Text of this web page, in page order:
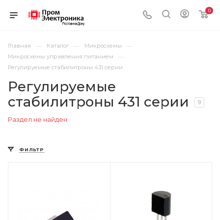
0
Главная — Каталог — Микросхемы —
Микросхемы управления питанием —
Регулируемые стабилитроны 431 серии
Регулируемые
стабилитроны 431 серии
9
Раздел не найден
ФИЛЬТР